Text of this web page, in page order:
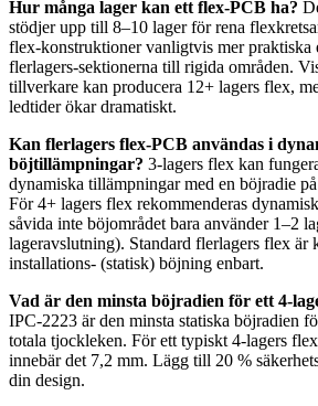
Hur många lager kan ett flex-PCB ha?
stödjer upp till 8–10 lager för rena
flex-konstruktioner vanligtvis mer praktiska
flerlagers-sektionerna till rigida områden.
tillverkare kan producera 12+ lagers flex,
ledtider ökar dramatiskt.
Kan flerlagers flex-PCB användas i
böjtillämpningar? 3-lagers flex kan
dynamiska tillämpningar med en böjradie
För 4+ lagers flex rekommenderas
såvida inte böjområdet bara använder 1–2
lageravslutning). Standard flerlagers flex är
installations- (statisk) böjning enbart.
Vad är den minsta böjradien för ett 4-
IPC-2223 är den minsta statiska böjradien
totala tjockleken. För ett typiskt 4-lagers
innebär det 7,2 mm. Lägg till 20 %
din design.